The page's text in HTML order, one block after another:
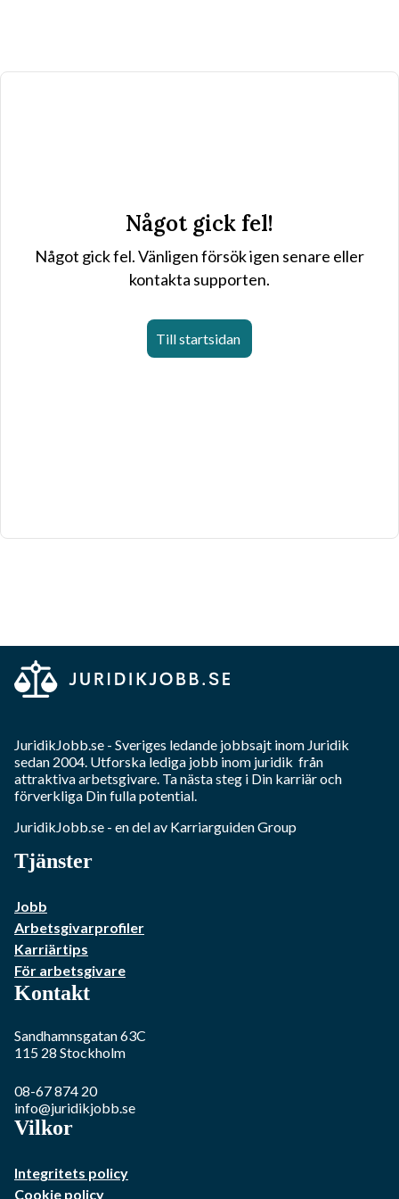
Något gick fel!
Något gick fel. Vänligen försök igen senare eller
kontakta supporten.
Till startsidan
JuridikJobb.se - Sveriges ledande jobbsajt inom Juridik
sedan 2004. Utforska lediga jobb inom juridik från
attraktiva arbetsgivare. Ta nästa steg i Din karriär och
förverkliga Din fulla potential.
JuridikJobb.se - en del av Karriarguiden Group
Tjänster
Jobb
Arbetsgivarprofiler
Karriärtips
För arbetsgivare
Kontakt
Sandhamnsgatan 63C
115 28 Stockholm
08-67 874 20
info@juridikjobb.se
Vilkor
Integritets policy
Cookie policy